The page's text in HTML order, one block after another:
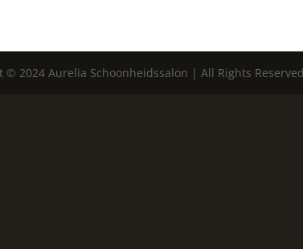
© 2024 Aurelia Schoonheidssalon | All Rights